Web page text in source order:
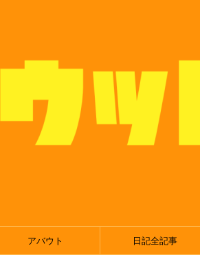
アバウト 日記全記事